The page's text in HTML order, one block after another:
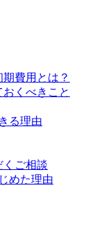
費用とは？
くべきこと
る理由
くご相談
めた理由